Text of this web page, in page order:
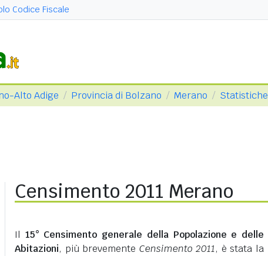
Codice Fiscale
Alto Adige Provincia di Bolzano Merano Statistiche
Censimento 2011 Merano
Il 15° Censimento generale della Popolazione e delle
Abitazioni, più brevemente Censimento 2011, è stata la